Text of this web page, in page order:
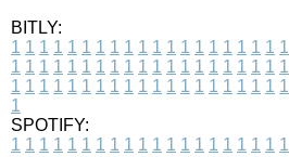
BITLY:
1 1 1 1 1 1 1 1 1 1 1 1 1 1 1 1 1 1 1 1
1 1 1 1 1 1 1 1 1 1 1 1 1 1 1 1 1 1 1 1
1 1 1 1 1 1 1 1 1 1 1 1 1 1 1 1 1 1 1 1
1
SPOTIFY:
1 1 1 1 1 1 1 1 1 1 1 1 1 1 1 1 1 1 1 1